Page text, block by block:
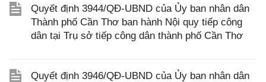
Quyết định 3944/QĐ-UBND của Ủy ban nhân dân
Thành phố Cần Thơ ban hành Nội quy tiếp công
dân tại Trụ sở tiếp công dân thành phố Cần Thơ
Quyết định 3946/QĐ-UBND của Ủy ban nhân dân